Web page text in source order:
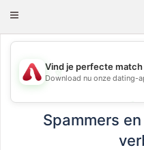
Toggle
💖
Vind je perfecte match
Download nu onze dating-
Spammers